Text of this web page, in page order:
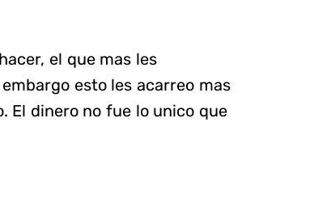
el que mas les
esto les acarreo mas
El dinero no fue lo unico que